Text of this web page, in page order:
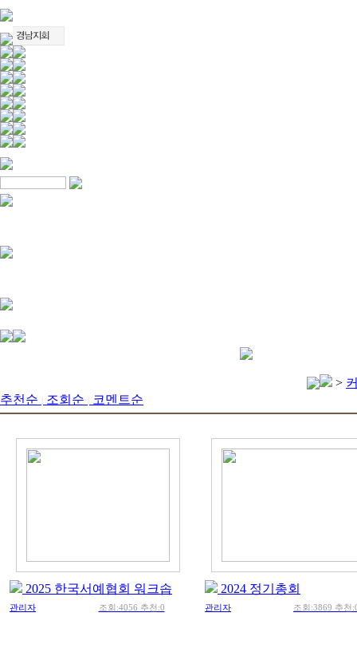
>
추천순
조회순 코멘트순
2025 한국서예협회 워크솝
관리자 조회:4056 추천:0
2024 정기총회
관리자 조회:3869 추천